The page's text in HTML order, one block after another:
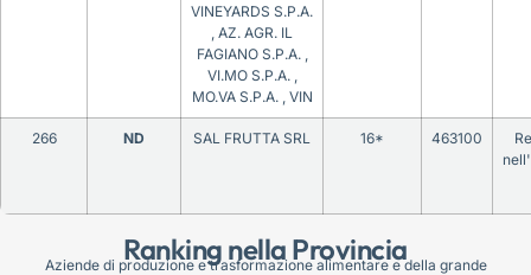
Ranking nella Provincia
VINEYARDS S.P.A.
, AZ. AGR. IL
FAGIANO S.P.A. ,
VI.MO S.P.A. ,
MO.VA S.P.A. , VIN
266 ND SAL FRUTTA SRL 16* 463100
Aziende di produzione e trasformazione alimentare e della grande